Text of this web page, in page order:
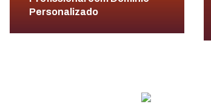
Personalizado